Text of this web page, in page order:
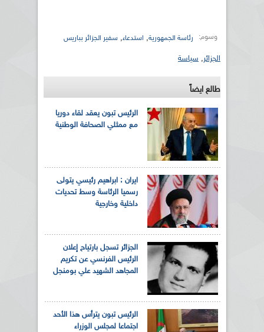
وسوم: رئاسة الجمهورية, استدعاء, سفير الجزائر بباريس
الجزائر, سياسة
طالع ايضاً
الرئيس تبون يعقد لقاء دوريا
مع ممثلي الصحافة الوطنية
ايران : ابراهيم رئيسي يتولى
رسميا الرئاسة وسط تحديات
داخلية وخارجية
الجزائر تسجل بارتياح إعلان
الرئيس الفرنسي عن تكريم
المجاهد الشهيد علي بومنجل
الرئيس تبون يترأس هذا الأحد
اجتماعا لمجلس الوزراء